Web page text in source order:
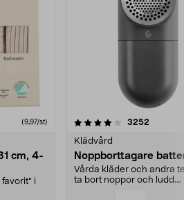
(9,97/st)
cm, 4-
i
3252
Klädvård
Noppborttagare
Vårda kläder och andra
ta bort noppor och ludd.
4.5av 5 stjärnor